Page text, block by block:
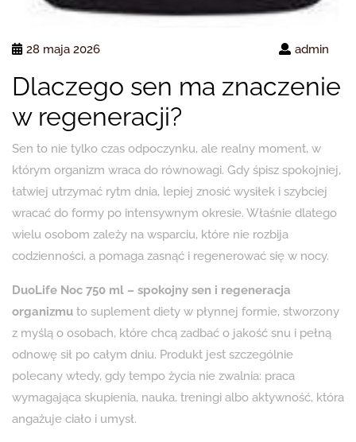
28 maja 2026 admin
Dlaczego sen ma znaczenie
w regeneracji?
Sen to nie tylko czas odpoczynku, ale realny moment, w
którym organizm wraca do równowagi. Gdy śpisz spokojniej,
łatwiej utrzymać rytm dnia, lepiej znosić wysiłek i szybciej
wracać do formy po intensywnym okresie. Właśnie dlatego
wielu osobom zależy na wsparciu, które nie rozbija
codzienności, a pomaga zasnąć i regenerować się w nocy.
DuoLife Noc 750 ml – spokojny sen i regeneracja
organizmu to suplement diety w płynnej formie, stworzony
z myślą o osobach, które chcą zadbać o jakość snu i pełną
odnowę sił po całym dniu. Produkt jest szczególnie
polecany wtedy, gdy tempo życia nie zwalnia: praca
wymagająca skupienia, nauka, treningi albo aktywność, która
angażuje ciało i umysł.